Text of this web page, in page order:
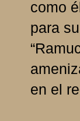
como
para
en el